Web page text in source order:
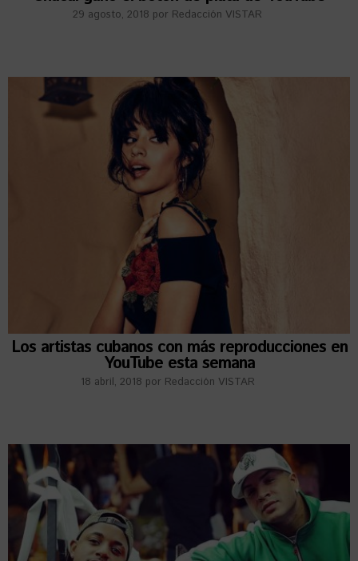
29 agosto, 2018 por Redacción VISTAR
Los artistas cubanos con más reproducciones en
YouTube esta semana
18 abril, 2018 por Redacción VISTAR